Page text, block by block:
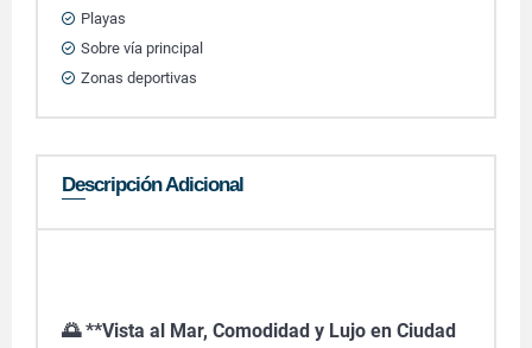
Playas
Sobre vía principal
Zonas deportivas
Descripción Adicional
🌅 **Vista al Mar, Comodidad y Lujo en Ciudad